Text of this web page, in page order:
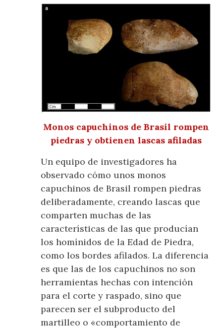
Monos capuchinos de Brasil rompen
piedras y obtienen lascas afiladas
Un equipo de investigadores ha
observado cómo unos monos
capuchinos de Brasil rompen piedras
deliberadamente, creando lascas que
comparten muchas de las
características de las que producían
los homínidos de la Edad de Piedra,
como los bordes afilados. La diferencia
es que las de los capuchinos no son
herramientas hechas con intención
para el corte y raspado, sino que
parecen ser el subproducto del
martilleo o «comportamiento de